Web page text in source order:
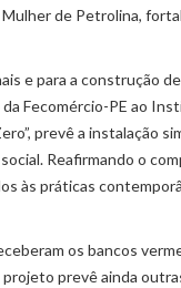
de Petrolina,
e para a construção
Fecomércio-PE ao
prevê a instalação
Reafirmando o
às práticas
os bancos
prevê ainda